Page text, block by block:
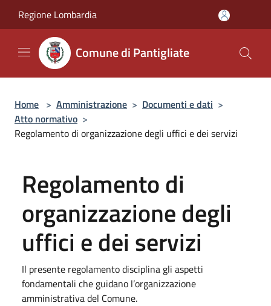
Regione Lombardia
Comune di Pantigliate
Home > Amministrazione > Documenti e dati >
Atto normativo >
Regolamento di organizzazione degli uffici e dei servizi
Regolamento di
organizzazione degli
uffici e dei servizi
Il presente regolamento disciplina gli aspetti
fondamentali che guidano l’organizzazione
amministrativa del Comune.